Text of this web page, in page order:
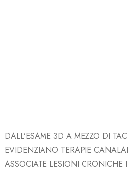
DALL’ESAME 3D A MEZZO DI
EVIDENZIANO TERAPIE
ASSOCIATE LESIONI CRONICHE